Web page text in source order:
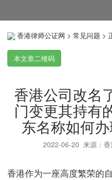
香港律师公证网 > 常见问题 >
本文章二维码
香港公司改名
门变更其持有
东名称如何
2022-06-20 来源：
香港作为一座高度繁荣的